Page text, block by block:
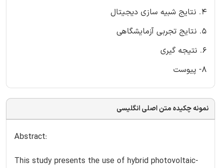
4. نتایج شبیه سازی دیجیتال
5. نتایج تجربی آزمایشگاهی
6. نتیجه گیری
8- پیوست
نمونه چکیده متن اصلی انگلیسی
Abstract:
This study presents the use of hybrid photovoltaic-